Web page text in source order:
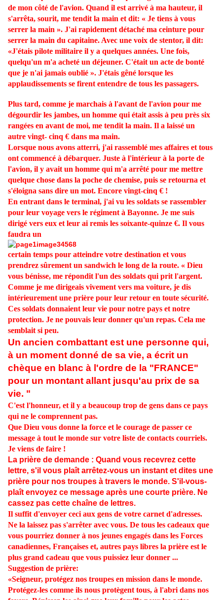
de mon côté de l'avion. Quand il est arrivé à ma hauteur, il
s'arrêta, sourit, me tendit la main et dit: « Je tiens à vous
serrer la main ». J'ai rapidement détaché ma ceinture pour
serrer la main du capitaine. Avec une voix de stentor, il dit:
«J'étais pilote militaire il y a quelques années. Une fois,
quelqu'un m'a acheté un déjeuner. C'était un acte de bonté
que je n'ai jamais oublié ». J'étais gêné lorsque les
applaudissements se firent entendre de tous les passagers.
Plus tard, comme je marchais à l'avant de l'avion pour me
dégourdir les jambes, un homme qui était assis à peu près six
rangées en avant de moi, me tendit la main. Il a laissé un
autre vingt- cinq € dans ma main.
Lorsque nous avons atterri, j'ai rassemblé mes affaires et tous
ont commencé à débarquer. Juste à l'intérieur à la porte de
l'avion, il y avait un homme qui m'a arrêté pour me mettre
quelque chose dans la poche de chemise, puis se retourna et
s'éloigna sans dire un mot. Encore vingt-cinq € !
En entrant dans le terminal, j'ai vu les soldats se rassembler
pour leur voyage vers le régiment à Bayonne. Je me suis
dirigé vers eux et leur ai remis les soixante-quinze €. Il vous
faudra un
certain temps pour atteindre votre destination et vous
prendrez sûrement un sandwich le long de la route. « Dieu
vous bénisse, me répondit l'un des soldats qui prit l'argent.
Comme je me dirigeais vivement vers ma voiture, je dis
intérieurement une prière pour leur retour en toute sécurité.
Ces soldats donnaient leur vie pour notre pays et notre
protection. Je ne pouvais leur donner qu'un repas. Cela me
semblait si peu.
Un ancien combattant est une personne qui,
à un moment donné de sa vie, a écrit un
chèque en blanc à l'ordre de la "FRANCE"
pour un montant allant jusqu'au prix de sa
vie. "
C'est l'honneur, et il y a beaucoup trop de gens dans ce pays
qui ne le comprennent pas.
Que Dieu vous donne la force et le courage de passer ce
message à tout le monde sur votre liste de contacts courriels.
Je viens de faire !
La prière de demande : Quand vous recevrez cette
lettre, s'il vous plaît arrêtez-vous un instant et dites une
prière pour nos troupes à travers le monde. S'il-vous-
plaît envoyez ce message après une courte prière. Ne
cassez pas cette chaîne de lettres.
Il suffit d'envoyer ceci aux gens de votre carnet d'adresses.
Ne la laissez pas s'arrêter avec vous. De tous les cadeaux que
vous pourriez donner à nos jeunes engagés dans les Forces
canadiennes, Françaises et, autres pays libres la prière est le
plus grand cadeau que vous puissiez leur donner ...
Suggestion de prière:
«Seigneur, protégez nos troupes en mission dans le monde.
Protégez-les comme ils nous protègent tous, à l'abri dans nos